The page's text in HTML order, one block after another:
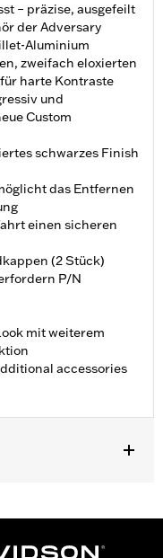
– präzise, ausgefeilt
der Adversary
Aluminium
zweifach eloxierten
harte Kontraste
und
Custom
schwarzes Finish
das Entfernen
einen sicheren
(2 Stück)
P/N
mit weiterem
accessories